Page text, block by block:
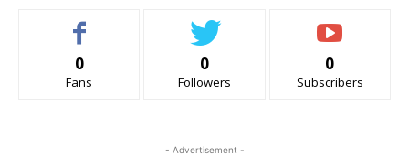
0
Fans
0
Followers
0
Subscribers
- Advertisement -